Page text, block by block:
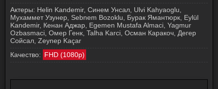
Актеры: Helin Kandemir, Синем Унсал, Ulvi Kahyaoglu,
Мухаммет Узунер, Sebnem Bozoklu, Бурак Ямантюрк, Eylül
Kandemir, Кенан Аджар, Egemen Mustafa Almaci, Yagmur
Ozbasmaci, Омер Генк, Talha Karci, Осман Каракоч, Дегер
Сойсал, Zeynep Kaçar
Качество: FHD (1080p)